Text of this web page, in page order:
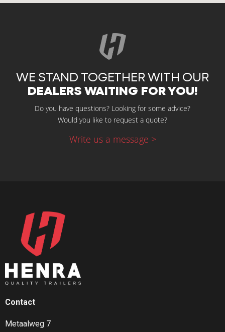
WE STAND TOGETHER WITH OUR
DEALERS WAITING FOR YOU!
Do you have questions? Looking for some advice?
Would you like to request a quote?
Write us a message >
Contact
Metaalweg 7